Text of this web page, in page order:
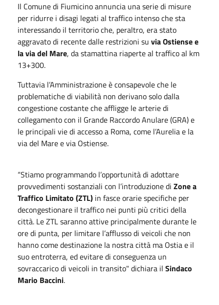
Il Comune di Fiumicino annuncia una serie di misure
per ridurre i disagi legati al traffico intenso che sta
interessando il territorio che, peraltro, era stato
aggravato di recente dalle restrizioni su via Ostiense e
la via del Mare, da stamattina riaperte al traffico al km
13+300.
Tuttavia l’Amministrazione è consapevole che le
problematiche di viabilità non derivano solo dalla
congestione costante che affligge le arterie di
collegamento con il Grande Raccordo Anulare (GRA) e
le principali vie di accesso a Roma, come l’Aurelia e la
via del Mare e via Ostiense.
“Stiamo programmando l’opportunità di adottare
provvedimenti sostanziali con l’introduzione di Zone a
Traffico Limitato (ZTL) in fasce orarie specifiche per
decongestionare il traffico nei punti più critici della
città. Le ZTL saranno attive principalmente durante le
ore di punta, per limitare l’afflusso di veicoli che non
hanno come destinazione la nostra città ma Ostia e il
suo entroterra, ed evitare di conseguenza un
sovraccarico di veicoli in transito" dichiara il Sindaco
Mario Baccini.